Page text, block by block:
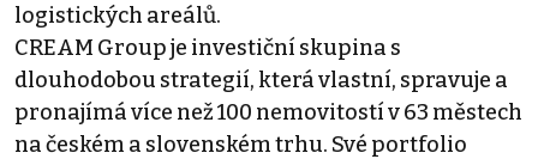
logistických areálů.
CREAM Group je investiční skupina s
dlouhodobou strategií, která vlastní, spravuje a
pronajímá více než 100 nemovitostí v 63 městech
na českém a slovenském trhu. Své portfolio